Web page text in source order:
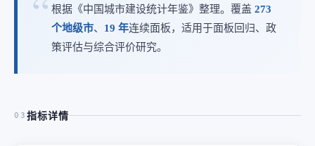
根据《中国城市建设统计年鉴》整理。覆盖 273
个地级市、 19 年连续面板，适用于面板回归、政
策评估与综合评价研究。
03 指标详情